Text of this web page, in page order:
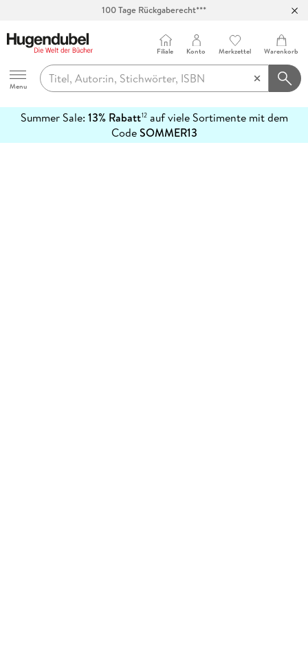
100 Tage Rückgaberecht***
Hugendubel
Menu
Filiale Konto Merkzettel Warenkorb
Summer Sale: 13% Rabatt12auf viele Sortimente mit dem
CodeSOMMER13
erfahren